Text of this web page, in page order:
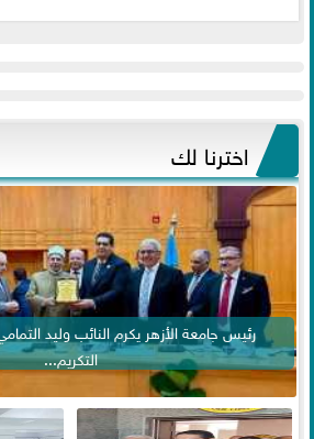
اخترنا لك
رئيس جامعة الأزهر يكرم النائب وليد
التكريم...